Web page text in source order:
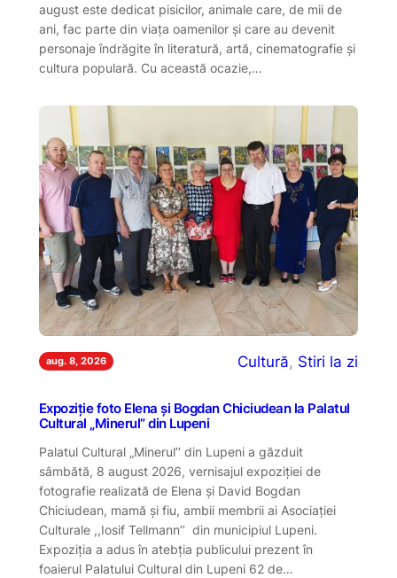
august este dedicat pisicilor, animale care, de mii de
ani, fac parte din viața oamenilor și care au devenit
personaje îndrăgite în literatură, artă, cinematografie și
cultura populară. Cu această ocazie,…
aug. 8, 2026 Cultură, Stiri la zi
Expoziție foto Elena și Bogdan Chiciudean la Palatul
Cultural „Minerul” din Lupeni
Palatul Cultural „Minerul’’ din Lupeni a găzduit
sâmbătă, 8 august 2026, vernisajul expoziţiei de
fotografie realizată de Elena şi David Bogdan
Chiciudean, mamă şi fiu, ambii membrii ai Asociaţiei
Culturale ,,Iosif Tellmann’’ din municipiul Lupeni.
Expoziția a adus în atebția publicului prezent în
foaierul Palatului Cultural din Lupeni 62 de…